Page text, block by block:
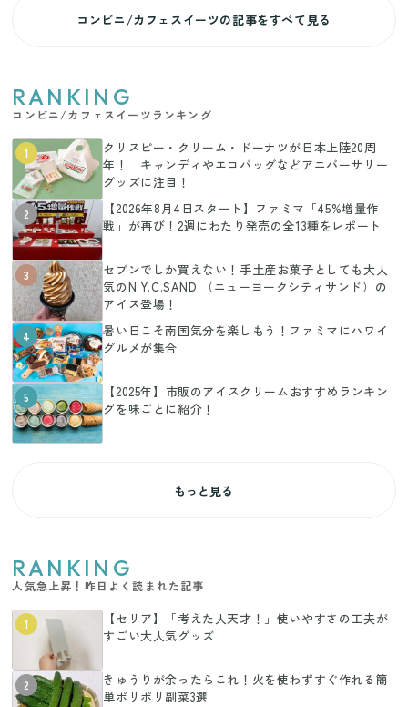
コンビニ/カフェスイーツの記事をすべて見る
RANKING
コンビニ/カフェスイーツランキング
1
クリスピー・クリーム・ドーナツが日本上陸20周
年！ キャンディやエコバッグなどアニバーサリー
グッズに注目！
2
【2026年8月4日スタート】ファミマ「45%増量作
戦」が再び！2週にわたり発売の全13種をレポート
3
セブンでしか買えない！手土産お菓子としても大人
気のN.Y.C.SAND （ニューヨークシティサンド）の
アイス登場！
4
暑い日こそ南国気分を楽しもう！ファミマにハワイ
グルメが集合
5
【2025年】市販のアイスクリームおすすめランキン
グを味ごとに紹介！
もっと見る
RANKING
人気急上昇！昨日よく読まれた記事
1
【セリア】「考えた人天才！」使いやすさの工夫が
すごい大人気グッズ
2
きゅうりが余ったらこれ！火を使わずすぐ作れる簡
単ポリポリ副菜3選